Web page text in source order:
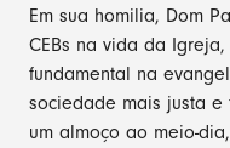
Em sua homilia, Dom
CEBs na vida da
fundamental na
sociedade mais justa e
um almoço ao meio-